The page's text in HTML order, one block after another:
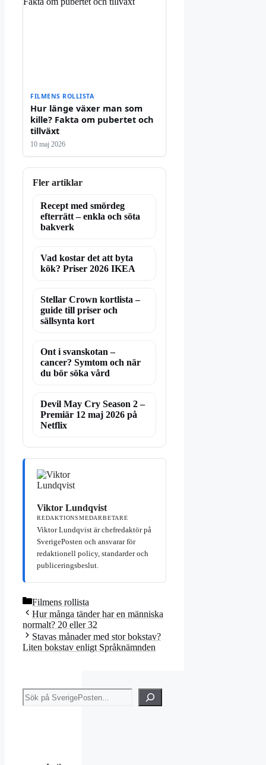
FILMENS ROLLISTA
Hur länge växer man som
kille? Fakta om pubertet och
tillväxt
10 maj 2026
Fler artiklar
Recept med smördeg
efterrätt – enkla och söta
bakverk
Vad kostar det att byta
kök? Priser 2026 IKEA
Stellar Crown kortlista –
guide till priser och
sällsynta kort
Ont i svanskotan –
cancer? Symtom och när
du bör söka vård
Devil May Cry Season 2 –
Premiär 12 maj 2026 på
Netflix
Viktor Lundqvist
REDAKTIONSMEDARBETARE
Viktor Lundqvist är chefredaktör på
SverigePosten och ansvarar för
redaktionell policy, standarder och
publiceringsbeslut.
Kategorier
Filmens rollista
Hur många tänder har en människa
normalt? 20 eller 32
Stavas månader med stor bokstav?
Liten bokstav enligt Språknämnden
Sök